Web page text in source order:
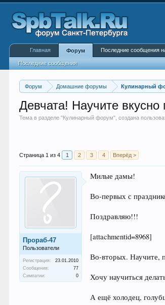
Форум Домашние форумы Кулинарный
Девчата! Научите вкусно
Тема в разделе "Кулинарный форум", создана
Страница 1 из 4 1 2 3 4 Вперёд >
Прораб-47
Пользователи
Регистрация:
23.01.2010
Сообщения:
77
Симпатии:
0
Милые дамы!
Во-первых с
Поздравляю!!!
[attachmentid=8968]
Во-вторых. Научите,
Хочу научиться
А ещё холодец,
Главная Форум
Последние сообщения
Последние сообщения